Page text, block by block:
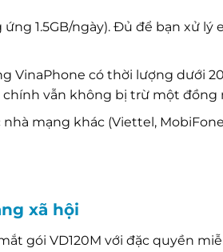
1.5GB/ngày). Đủ để bạn xử lý
VinaPhone có thời lượng dưới 20
vẫn không bị trừ một đồng
mạng khác (Viettel,
xã hội
gói VD120M với đặc quyền